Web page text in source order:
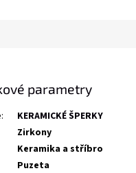
parametry
:
KERAMICKÉ ŠPERKY
Zirkony
Keramika a stříbro
Puzeta